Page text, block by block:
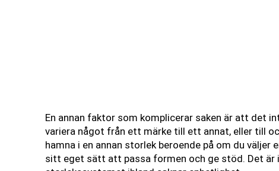
En annan faktor som komplicerar saken är att det
variera något från ett märke till ett annat, eller till
hamna i en annan storlek beroende på om du
sitt eget sätt att passa formen och ge stöd. Det är